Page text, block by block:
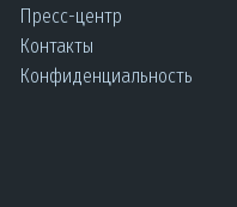
Пресс-центр
Контакты
Конфиденциальность